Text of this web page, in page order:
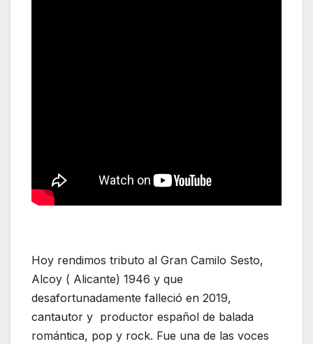
Hoy rendimos tributo al Gran Camilo Sesto,
Alcoy ( Alicante) 1946 y que
desafortunadamente falleció en 2019,
cantautor y productor español de balada
romántica, pop y rock. Fue una de las voces